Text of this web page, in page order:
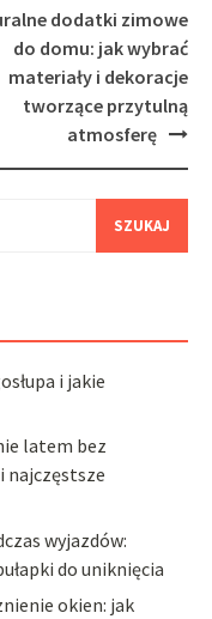
dodatki zimowe
do domu: jak wybrać
materiały i dekoracje
tworzące przytulną
atmosferę
i jakie
latem bez
najczęstsze
wyjazdów:
do uniknięcia
okien: jak